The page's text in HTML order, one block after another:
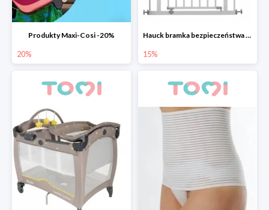
Produkty Maxi-Cosi -20%
20%
Hauck bramka bezpieczeństwa Open n Stop 75-81 cm
15%